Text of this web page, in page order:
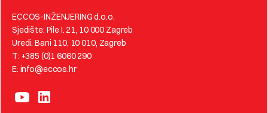
ECCOS-INŽENJERING d.o.o.
Sjedište: Pile I. 21, 10 000 Zagreb
Uredi: Bani 110, 10 010, Zagreb
T: +385 (0)1 6060 290
E: info@eccos.hr